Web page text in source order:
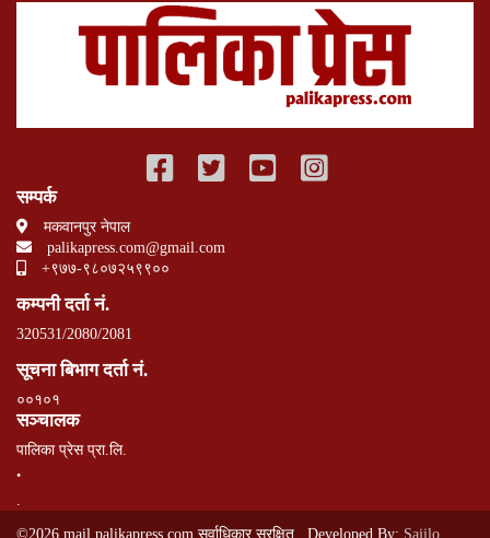
सम्पर्क
मकवानपुर नेपाल
palikapress.com@gmail.com
+९७७-९८०७२५९९००
कम्पनी दर्ता नं.
320531/2080/2081
सूचना बिभाग दर्ता नं.
००१०१
सञ्चालक
पालिका प्रेस प्रा.लि.
.
.
©2026 mail.palikapress.com सर्वाधिकार सुरक्षित Developed By: Sajilo